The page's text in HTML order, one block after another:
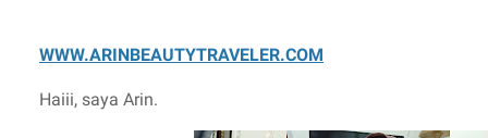
WWW.ARINBEAUTYTRAVELER.COM
Haiii, saya Arin.